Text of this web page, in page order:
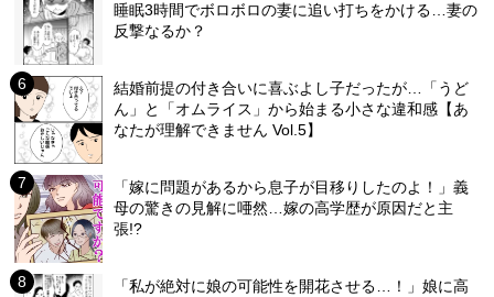
睡眠3時間でボロボロの妻に追い打ちをかける…妻の
反撃なるか？
結婚前提の付き合いに喜ぶよし子だったが…「うど
ん」と「オムライス」から始まる小さな違和感【あ
なたが理解できません Vol.5】
「嫁に問題があるから息子が目移りしたのよ！」義
母の驚きの見解に唖然…嫁の高学歴が原因だと主
張!?
「私が絶対に娘の可能性を開花させる…！」娘に高